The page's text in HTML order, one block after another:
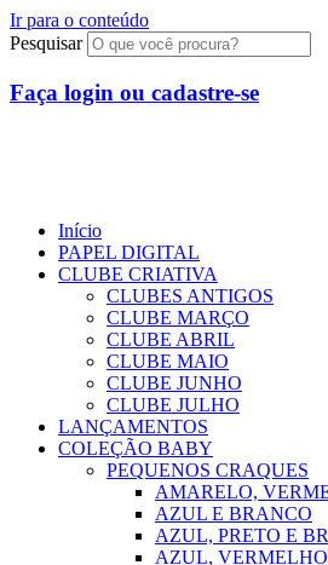
Ir para o conteúdo
Pesquisar
Faça login ou cadastre-se
Início
PAPEL DIGITAL
CLUBE CRIATIVA
CLUBES ANTIGOS
CLUBE MARÇO
CLUBE ABRIL
CLUBE MAIO
CLUBE JUNHO
CLUBE JULHO
LANÇAMENTOS
COLEÇÃO BABY
PEQUENOS CRAQUES
AMARELO,
AZUL E BRANCO
AZUL, PRETO E
AZUL,